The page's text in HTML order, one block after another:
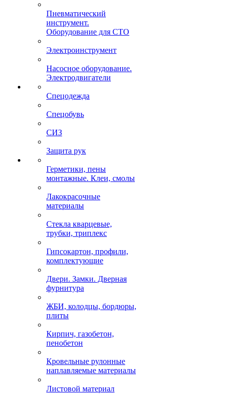
Пневматический
инструмент.
Оборудование для СТО
Электроинструмент
Насосное оборудование.
Электродвигатели
Спецодежда
Спецобувь
СИЗ
Защита рук
Герметики, пены
монтажные. Клеи, смолы
Лакокрасочные
материалы
Стекла кварцевые,
трубки, триплекс
Гипсокартон, профили,
комплектующие
Двери. Замки. Дверная
фурнитура
ЖБИ, колодцы, бордюры,
плиты
Кирпич, газобетон,
пенобетон
Кровельные рулонные
наплавляемые материалы
Листовой материал